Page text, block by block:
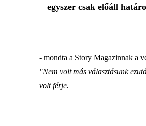
egyszer csak előáll
- mondta a Story Magazinnak a
"Nem volt más választásunk
volt férje.